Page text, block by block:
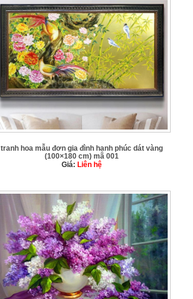
tranh hoa mẫu đơn gia đình hạnh phúc dát vàng
(100×180 cm) mã 001
Giá: Liên hệ